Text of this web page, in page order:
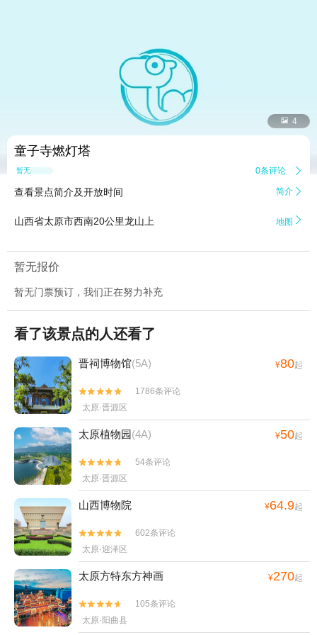
 4
童子寺燃灯塔
暂无点评 0条评论 
查看景点简介及开放时间 简介 
山西省太原市西南20公里龙山上 地图 
暂无报价
暂无门票预订，我们正在努力补充
看了该景点的人还看了
晋祠博物馆(5A) ¥80起


1786条评论
太原·晋源区
太原植物园(4A) ¥50起


54条评论
太原·晋源区
山西博物院 ¥64.9起


602条评论
太原·迎泽区
太原方特东方神画 ¥270起


105条评论
太原·阳曲县